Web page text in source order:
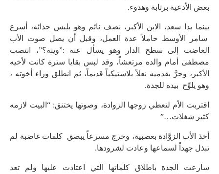
بعض الأدعية برتابة وهدوء.
بينما بدا سعد، الابن الأكبر، نصف نائم وهو يلبس حذائه، أسرع
سامر الأوسط حاملاً عدة العمل، وقبل أن يصل صوت الأب
الغاضب إلى سطح الدار وهو يسأل عنه :”وينه؟”، انتصب
مصطفى أمام والده مرتعشاً، وقد لبس بقايا سترة كانت لأخيه
الأكبر، وجرَّ بقدميه نعلاً بلاستيكياً قديماً، ثم انطلق وراء أخوته ،
وهو يلوِّح بيده للجدة.
اقتربت الأم لتعطي زوجها الزوادة، وصوتها يختنق: “البيت لازمه
كثير شغلات…”
أخذ الأب الزوَّادة بعصبية، وخرج مسرعاً يبصق كلمات غاضبة لم
تبذل جهداً لسماعها وعادت لشرودها.
سارعت الجدة باطلاق كلماتها التي اعتادت عليها ولم تعد